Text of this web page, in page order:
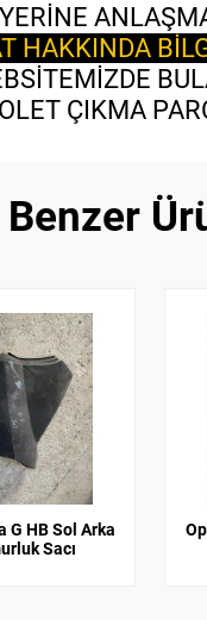
HAKKINDA
ÇIKMA
Benzer
G HB Sol Arka
Sacı